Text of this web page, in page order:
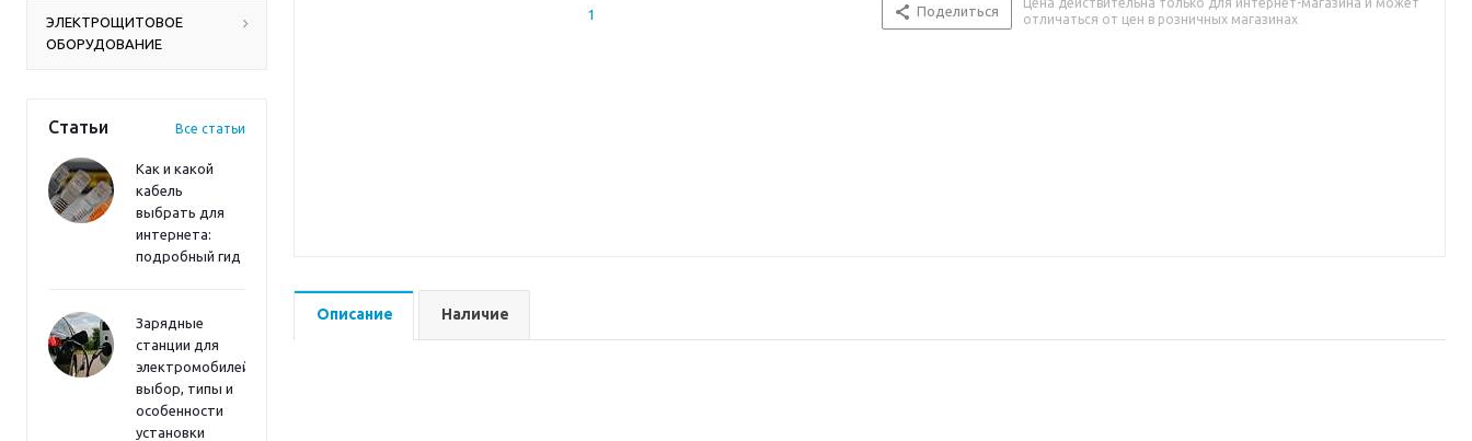
ЭЛЕКТРОЩИТОВОЕ
ОБОРУДОВАНИЕ
Статьи Все статьи
Как и какой
кабель
выбрать для
интернета:
подробный гид
Зарядные
станции для
электромобилей:
выбор, типы и
особенности
установки
Поделиться
отличаться от цен в розничных магазинах
Описание Наличие